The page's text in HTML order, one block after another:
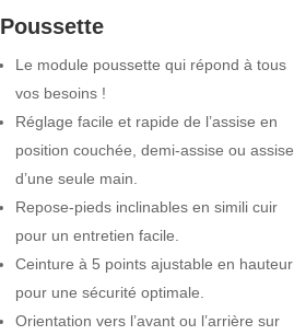
Poussette
Le module poussette qui répond à tous
vos besoins !
Réglage facile et rapide de l’assise en
position couchée, demi-assise ou assise
d’une seule main.
Repose-pieds inclinables en simili cuir
pour un entretien facile.
Ceinture à 5 points ajustable en hauteur
pour une sécurité optimale.
Orientation vers l’avant ou l’arrière sur